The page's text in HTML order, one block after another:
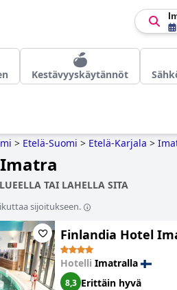
Kestävyyskäytännöt
> Etelä-Suomi > Etelä-Karjala >
TAI LAHELLA SITA
sijoitukseen.
Finlandia Hotel
Hotelli Imatralla
8,3 Erittäin hyvä